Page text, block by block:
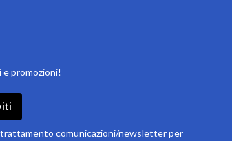
promozioni!
comunicazioni/newsletter per